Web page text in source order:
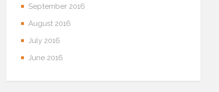
September 2016
August 2016
July 2016
June 2016